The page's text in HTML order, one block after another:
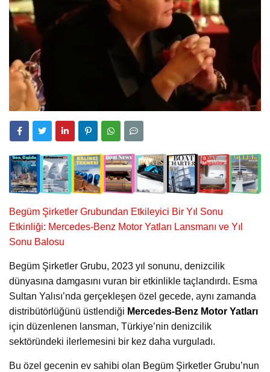
Begüm Şirketler Grubundan Etkileyici Bir Yıl Sonu
Etkinliği: Mercedes-Benz Motor Yatları Lansmanı ve Yıl
Sonu Balosu
Begüm Şirketler Grubu, 2023 yıl sonunu, denizcilik
dünyasına damgasını vuran bir etkinlikle taçlandırdı. Esma
Sultan Yalısı’nda gerçekleşen özel gecede, aynı zamanda
distribütörlüğünü üstlendiği Mercedes-Benz Motor Yatları
için düzenlenen lansman, Türkiye’nin denizcilik
sektöründeki ilerlemesini bir kez daha vurguladı.
Bu özel gecenin ev sahibi olan Begüm Şirketler Grubu’nun